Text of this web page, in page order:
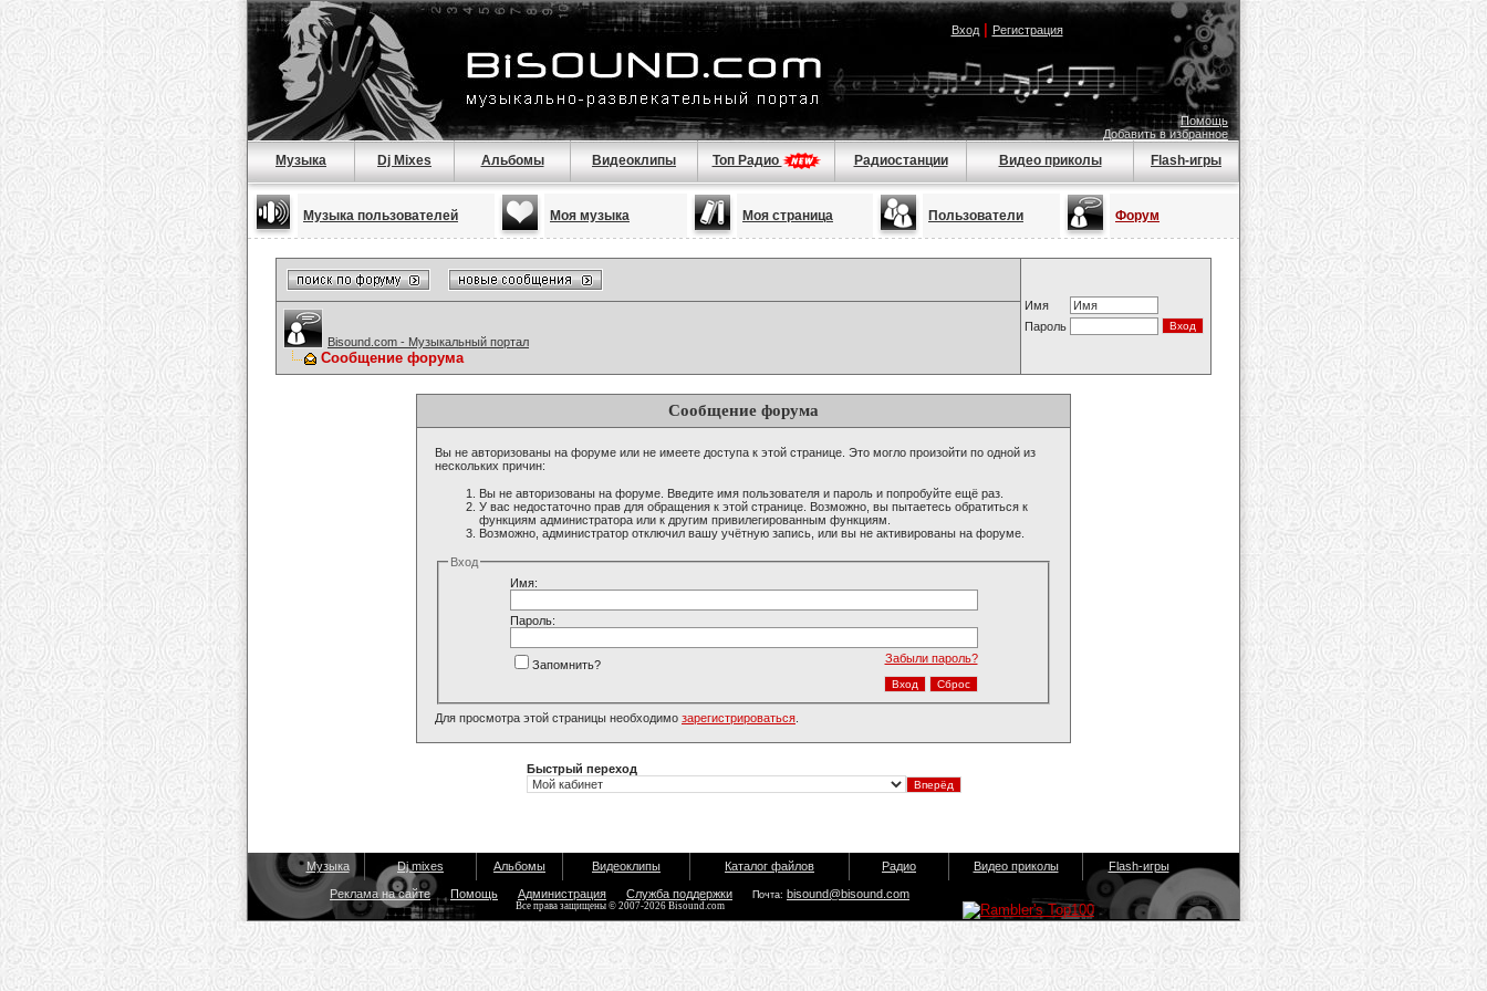
Вход| Регистрация
Помощь
Добавить в избранное
Музыка Dj Mixes Альбомы Видеоклипы Топ Радио Радиостанции Видео приколы Flash-игры
Музыка пользователей Моя музыка Моя страница Пользователи Форум
Имя
Пароль
Bisound.com - Музыкальный портал
Сообщение форума
Сообщение форума
Вы не авторизованы на форуме или не имеете доступа к этой странице. Это могло произойти по одной из
нескольких причин:
Вы не авторизованы на форуме. Введите имя пользователя и пароль и попробуйте ещё раз.
У вас недостаточно прав для обращения к этой странице. Возможно, вы пытаетесь обратиться к
функциям администратора или к другим привилегированным функциям.
Возможно, администратор отключил вашу учётную запись, или вы не активированы на форуме.
Вход
Имя:
Пароль:
Забыли пароль?
Запомнить?
Для просмотра этой страницы необходимо зарегистрироваться
Быстрый переход
Музыка Dj mixes Альбомы Видеоклипы Каталог файлов Радио Видео приколы Flash-игры
Реклама на сайте Помощь Администрация Служба поддержки Почта: bisound@bisound.com
Все права защищены © 2007-2026 Bisound.com